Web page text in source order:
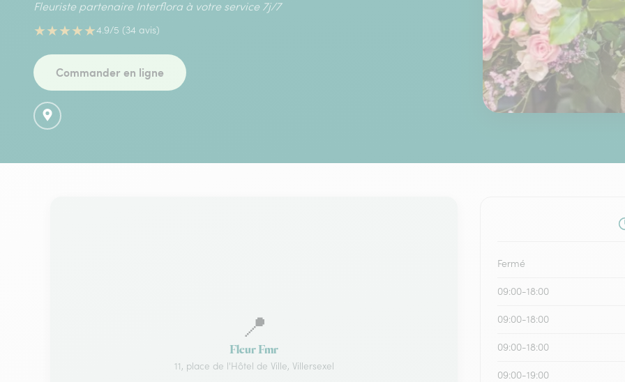
Fleuriste partenaire Interflora à votre service 7j/7
★★★★★4.9/5 (34 avis)
Commander en ligne
📍
Fleur Fmr
11, place de l'Hôtel de Ville, Villersexel
Fermé
09:00-18:00
09:00-18:00
09:00-18:00
09:00-19:00